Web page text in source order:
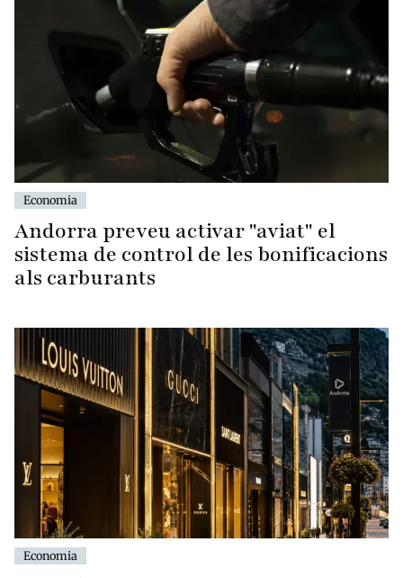
Economia
Andorra preveu activar "aviat" el
sistema de control de les bonificacions
als carburants
Economia